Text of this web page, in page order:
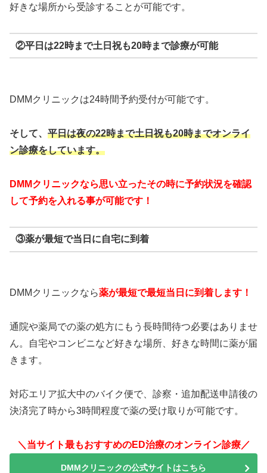
好きな場所から受診することが可能です。
②平日は22時まで土日祝も20時まで診療が可能
DMMクリニックは24時間予約受付が可能です。
そして、 平日は夜の22時まで土日祝も20時までオンライ
ン診療をしています。
DMMクリニックなら思い立ったその時に予約状況を確認
して予約を入れる事が可能です！
③薬が最短で当日に自宅に到着
DMMクリニックなら薬が最短で最短当日に到着します！
通院や薬局での薬の処方にもう長時間待つ必要はありませ
ん。自宅やコンビニなど好きな場所、好きな時間に薬が届
きます。
対応エリア拡大中のバイク便で、診察・追加配送申請後の
決済完了時から3時間程度で薬の受け取りが可能です。
＼当サイト最もおすすめのED治療のオンライン診療／
DMMクリニックの公式サイトはこちら